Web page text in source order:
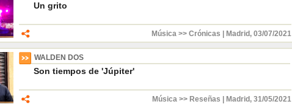
Un grito
Música >> Crónicas Madrid , 03/07/2021
WALDEN DOS
Son tiempos de 'Júpiter'
Música >> Reseñas Madrid , 31/05/2021